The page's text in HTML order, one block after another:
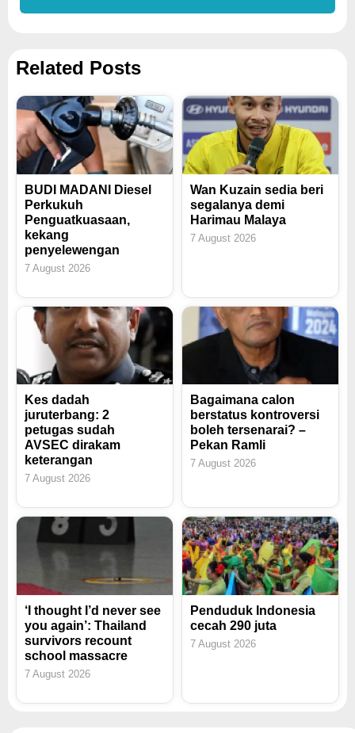
Related Posts
BUDI MADANI Diesel
Perkukuh
Penguatkuasaan,
kekang
penyelewengan
7 August 2026
Wan Kuzain sedia beri
segalanya demi
Harimau Malaya
7 August 2026
Kes dadah
juruterbang: 2
petugas sudah
AVSEC dirakam
keterangan
7 August 2026
Bagaimana calon
berstatus kontroversi
boleh tersenarai? –
Pekan Ramli
7 August 2026
‘I thought I’d never see
you again’: Thailand
survivors recount
school massacre
7 August 2026
Penduduk Indonesia
cecah 290 juta
7 August 2026